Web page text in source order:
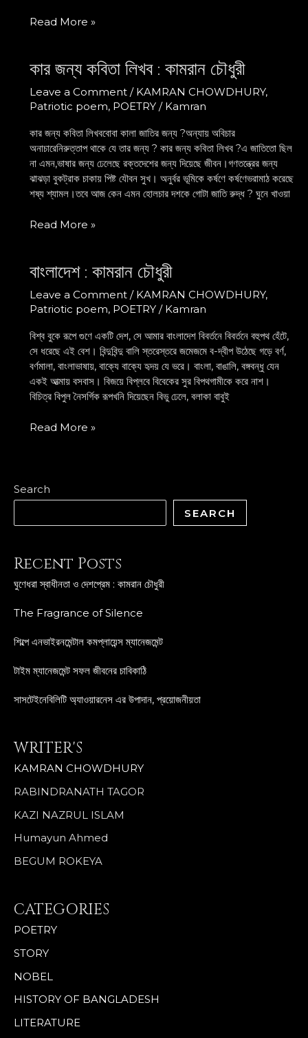
Search
SEARCH
Recent Posts
ঘুণেধরা স্বাধীনতা ও দেশপ্রেম : কামরান চৌধুরী
The Fragrance of Silence
শিল্পে এনভাইরনমেন্টাল কমপ্লায়েন্স ম্যানেজমেন্ট
টাইম ম্যানেজমেন্ট সফল জীবনের চাবিকাঠি
সাসটেইনেবিলিটি অ্যাওয়ারনেস এর উপাদান, প্রয়োজনীয়তা
WRITER'S
KAMRAN CHOWDHURY
RABINDRANATH TAGOR
KAZI NAZRUL ISLAM
Humayun Ahmed
BEGUM ROKEYA
CATEGORIES
POETRY
STORY
NOBEL
HISTORY OF BANGLADESH
LITERATURE
Read More »
কার জন্য কবিতা লিখব : কামরান চৌধুরী
Leave a Comment / KAMRAN CHOWDHURY,
Patriotic poem, POETRY/ Kamran
কার জন্য কবিতা লিখববোবা কালা জাতির জন্য ?অন্যায় অবিচার
অনাচারেনিরুত্তাপ থাকে যে তার জন্য ? কার জন্য কবিতা লিখব ?এ জাতিতো ছিল
না এমন,ভাষার জন্য ঢেলেছে রক্তদেশের জন্য দিয়েছে জীবন।গণতন্ত্রের জন্য
ঝাঝড়া বুকট্রাক চাকায় পিষ্ট যৌবন সুখ। অনুর্বর ভূমিকে কর্ষণে কর্ষণেভরামাঠ করেছে
শষ্য শ্যামল।তবে আজ কেন এমন হোলচার দশকে গোটা জাতি রুদ্ধ ? ঘুনে খাওয়া
কার
কবিতা
লিখব
কামরান
চৌধুরী
Read More »
বাংলাদেশ : কামরান চৌধুরী
Leave a Comment / KAMRAN CHOWDHURY,
Patriotic poem, POETRY/ Kamran
বিশ্ব বুকে রূপে গুণে একটি দেশ, সে আমার বাংলাদেশ বিবর্তনে বিবর্তনে বহুপথ হেঁটে,
সে ধরেছে এই বেশ। বিন্দুবিন্দু বালি স্তরেস্তরে জমেজমে ব-দ্বীপ উঠেছে গড়ে বর্ণ,
বর্ণমালা, বাংলাভাষায়, বাক্যে বাক্যে হৃদয় যে ভরে। বাংলা, বাঙালি, বঙ্গবন্ধু যেন
একই আত্মায় বসবাস। বিজয়ে বিপ্লবে বিবেকের সুর বিপথগামীকে করে নাশ।
বিচিত্র বিপুল নৈসর্গিক রূপখনি দিয়েছেন বিভু ঢেলে, বলাকা বাবুই
বাংলাদেশ
কামরান
চৌধুরী
Read More »